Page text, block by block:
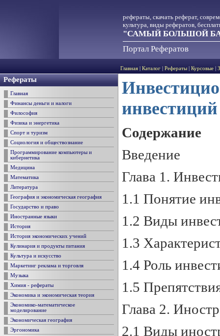
рефераты, скачать реферат,
культура, виды рефератов,
"САМЫЙ БОЛЬШОЙ
Портал Рефератов
Главная Каталог Рефераты Курсовые
Рефераты
Главная
Финансы деньги и налоги
Философия
Физика и энергетика
Спорт и туризм
Социология и обществознание
Программирование компьютеры и
кибернетика
Медицина
Математика
Литература
География и экономическая география
Государство и право
Иностранные языки
История
История экономических учений
Кулинария и продукты питания
Культура и искусство
Маркетинг реклама и торговля
Музыка
Химия - рефераты
Экономика и экономическая теория
Экономико-математическое
моделирование
Экономическая география
Эргономика
Содержание
Введение
Глава 1.
1.1 Понятие
1.2 Виды
1.3
1.4 Роль
1.5
Глава 2.
2.1 Виды